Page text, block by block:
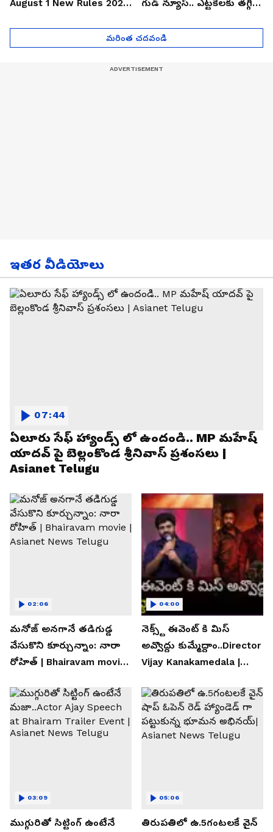
August 1 New Rules 2026
గుడ్ న్యూస్.. ఎట్టకేలకు తగ్గిన
మరింత చదవండి
ఇతర వీడియోలు
ఏలూరు సేఫ్ హ్యాండ్స్ లో ఉందండి.. MP మహేష్
యాదవ్ పై బెల్లంకొండ శ్రీనివాస్ ప్రశంసలు |
Asianet Telugu
07:44
మనోజ్ అనగానే తడిగుడ్డ
వేసుకొని కూర్చున్నాం: నారా
రోహిత్ | Bhairavam movie |
02:06
నెక్స్ట్ ఈవెంట్ కి మిస్
అవ్వొద్దు కుమ్మేద్దాం..Director
Vijay Kanakamedala |
04:00
ముగ్గురితో సిట్టింగ్ ఉంటేనే
03:09
తిరుపతిలో ఉ.5గంటలకే వైన్
05:06